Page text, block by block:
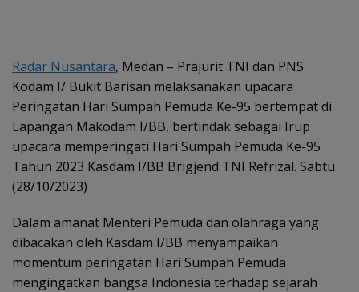
Radar Nusantara, Medan – Prajurit TNI dan PNS
Kodam I/ Bukit Barisan melaksanakan upacara
Peringatan Hari Sumpah Pemuda Ke-95 bertempat di
Lapangan Makodam I/BB, bertindak sebagai Irup
upacara memperingati Hari Sumpah Pemuda Ke-95
Tahun 2023 Kasdam I/BB Brigjend TNI Refrizal. Sabtu
(28/10/2023)
Dalam amanat Menteri Pemuda dan olahraga yang
dibacakan oleh Kasdam I/BB menyampaikan
momentum peringatan Hari Sumpah Pemuda
mengingatkan bangsa Indonesia terhadap sejarah